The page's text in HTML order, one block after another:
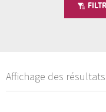
Affichage des